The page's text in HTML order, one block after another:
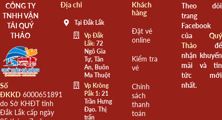
CÔNG TY
TNHH VẬN
TẢI QUÝ
THẢO
Số
ĐKKD 6000651891
do Sở KHĐT tỉnh
Đắk Lắk cấp ngày
Địa chỉ
Tại Đắk Lắk
Vp Đắk
Lắk:72
Ngô Gia
Tự, Tân
An, Buôn
Ma Thuột
Vp Krông
Pắk 1:21
Trần Hưng
Đạo. Thị
trấn
Khách
hàng
Đặt vé
online
Kiểm tra
vé
Chính
sách
thanh
toán
Theo dõi
trang
Facebook
của Quý
Thảođể
nhận khuyến
mãi và tin
tức mới
nhất.